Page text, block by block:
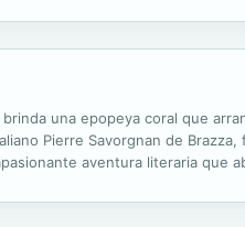
una epopeya coral que
Pierre Savorgnan de
aventura literaria que